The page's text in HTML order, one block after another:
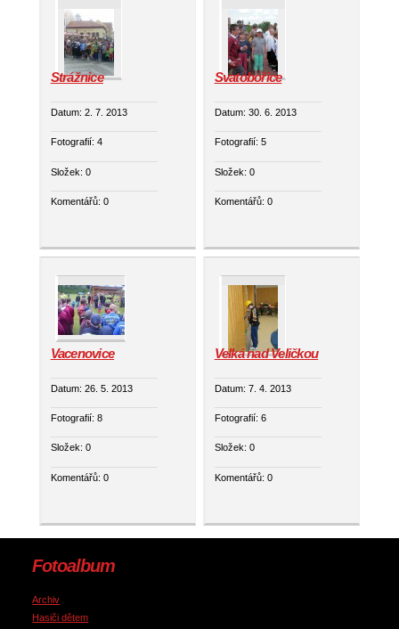
Strážnice
Datum: 2. 7. 2013
Fotografií: 4
Složek: 0
Komentářů: 0
Svatobořice
Datum: 30. 6. 2013
Fotografií: 5
Složek: 0
Komentářů: 0
Vacenovice
Datum: 26. 5. 2013
Fotografií: 8
Složek: 0
Komentářů: 0
Velká nad Veličkou
Datum: 7. 4. 2013
Fotografií: 6
Složek: 0
Komentářů: 0
Fotoalbum
Archiv
Hasiči dětem